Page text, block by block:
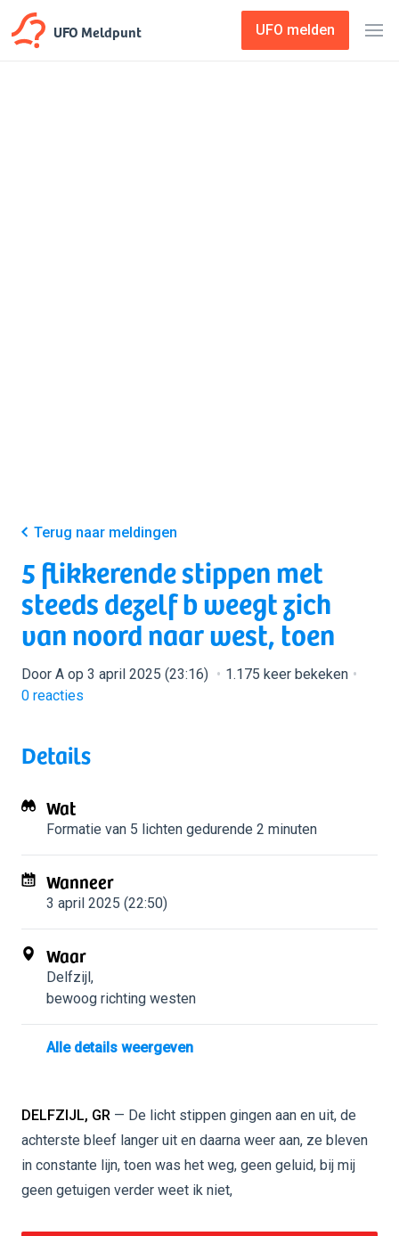
UFO Meldpunt UFO melden
Terug naar meldingen
5 flikkerende stippen met
steeds dezelf b weegt zich
van noord naar west, toen
Door A op 3 april 2025 (23:16)
1.175 keer bekeken
0 reacties
Details
Wat
Formatie van 5 lichten gedurende 2 minuten
Wanneer
3 april 2025 (22:50)
Waar
Delfzijl,
bewoog richting westen
Alle details weergeven
DELFZIJL, GR — De licht stippen gingen aan en uit, de
achterste bleef langer uit en daarna weer aan, ze bleven
in constante lijn, toen was het weg, geen geluid, bij mij
geen getuigen verder weet ik niet,